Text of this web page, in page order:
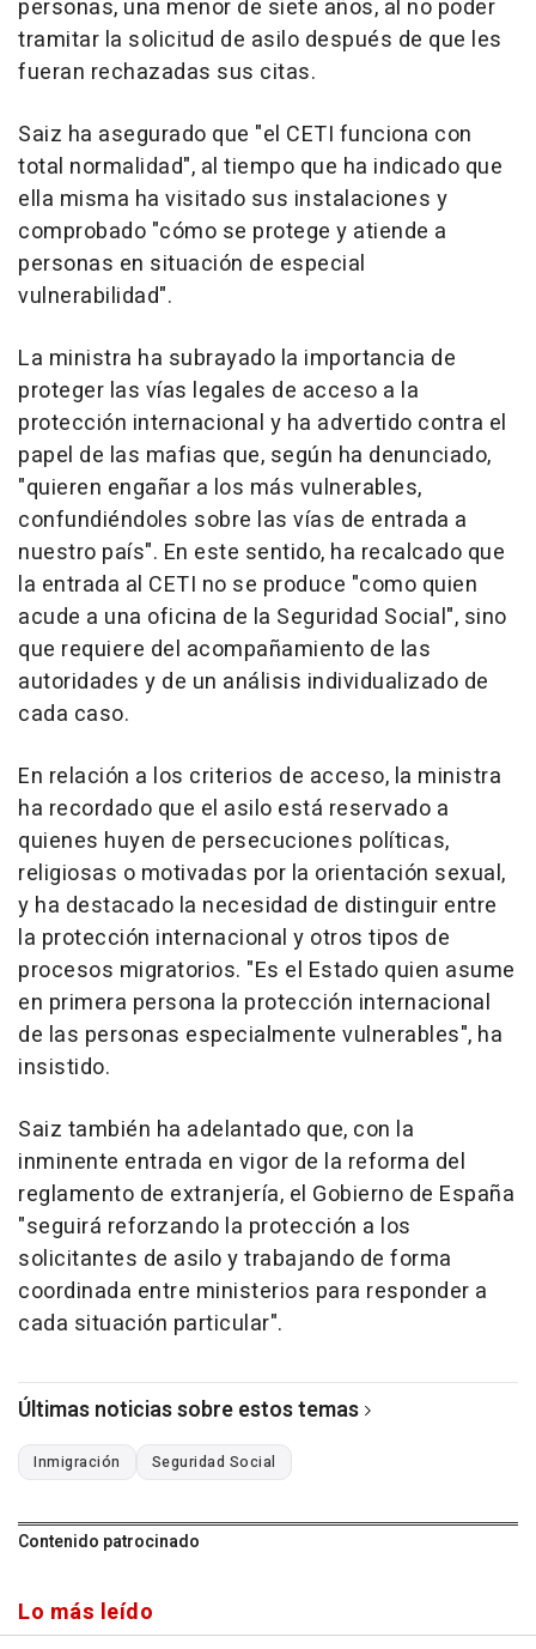
personas, una menor de siete años, al no poder
tramitar la solicitud de asilo después de que les
fueran rechazadas sus citas.
Saiz ha asegurado que "el CETI funciona con
total normalidad", al tiempo que ha indicado que
ella misma ha visitado sus instalaciones y
comprobado "cómo se protege y atiende a
personas en situación de especial
vulnerabilidad".
La ministra ha subrayado la importancia de
proteger las vías legales de acceso a la
protección internacional y ha advertido contra el
papel de las mafias que, según ha denunciado,
"quieren engañar a los más vulnerables,
confundiéndoles sobre las vías de entrada a
nuestro país". En este sentido, ha recalcado que
la entrada al CETI no se produce "como quien
acude a una oficina de la Seguridad Social", sino
que requiere del acompañamiento de las
autoridades y de un análisis individualizado de
cada caso.
En relación a los criterios de acceso, la ministra
ha recordado que el asilo está reservado a
quienes huyen de persecuciones políticas,
religiosas o motivadas por la orientación sexual,
y ha destacado la necesidad de distinguir entre
la protección internacional y otros tipos de
procesos migratorios. "Es el Estado quien asume
en primera persona la protección internacional
de las personas especialmente vulnerables", ha
insistido.
Saiz también ha adelantado que, con la
inminente entrada en vigor de la reforma del
reglamento de extranjería, el Gobierno de España
"seguirá reforzando la protección a los
solicitantes de asilo y trabajando de forma
coordinada entre ministerios para responder a
cada situación particular".
Últimas noticias sobre estos temas
Inmigración Seguridad Social
Contenido patrocinado
Lo más leído